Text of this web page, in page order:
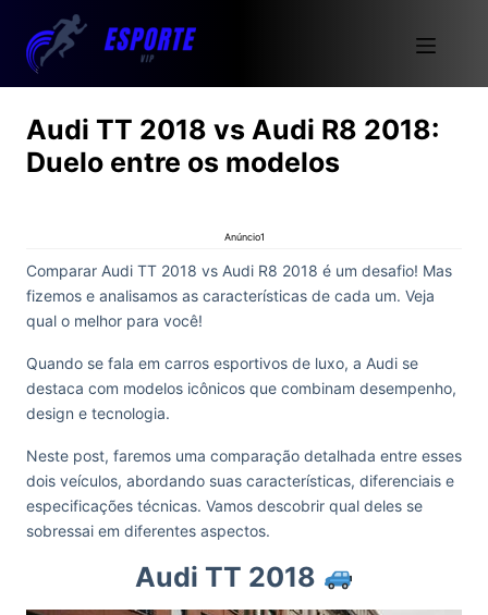
Audi TT 2018 vs Audi R8 2018:
Duelo entre os modelos
Anúncio1
Comparar Audi TT 2018 vs Audi R8 2018 é um desafio! Mas
fizemos e analisamos as características de cada um. Veja
qual o melhor para você!
Quando se fala em carros esportivos de luxo, a Audi se
destaca com modelos icônicos que combinam desempenho,
design e tecnologia.
Neste post, faremos uma comparação detalhada entre esses
dois veículos, abordando suas características, diferenciais e
especificações técnicas. Vamos descobrir qual deles se
sobressai em diferentes aspectos.
Audi TT 2018